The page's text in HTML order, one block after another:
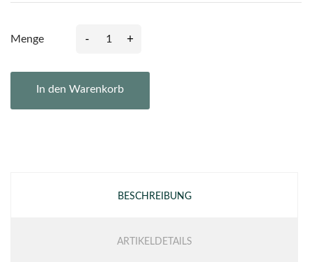
Menge - +
In den Warenkorb
BESCHREIBUNG
ARTIKELDETAILS